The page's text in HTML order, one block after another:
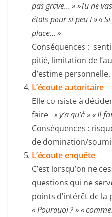
pas grave… » »Tu ne
états pour si peu ! » «
place… »
Conséquences :
pitié, limitation de
d’estime personnelle.
L’écoute autoritaire
Elle consiste à
faire. » y’a qu’à » « Il
Conséquences :
de domination/
L’écoute enquête
C’est lorsqu’on ne
questions qui ne
points d’intérêt de la
« Pourquoi ? » «